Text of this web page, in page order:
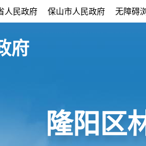
人民政府 保山市人民政府 无障碍
府
隆阳区